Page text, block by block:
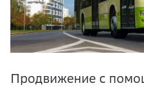
Продвижение с